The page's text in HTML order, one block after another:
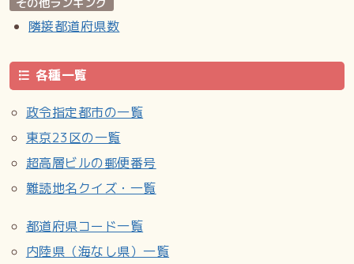
隣接都道府県数
各種一覧
政令指定都市の一覧
東京23区の一覧
超高層ビルの郵便番号
難読地名クイズ・一覧
都道府県コード一覧
内陸県（海なし県）一覧